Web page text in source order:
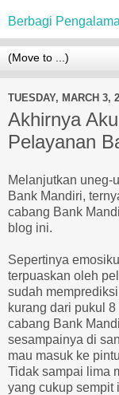
Berbagi
TUESDAY, MARCH 3,
Akhirnya
Pelayanan
Melanjutkan uneg-
Bank Mandiri,
cabang Bank
blog ini.
Sepertinya
terpuaskan oleh
sudah
kurang dari pukul
cabang Bank
sesampainya di
mau masuk ke
Tidak sampai lima
yang cukup sempit